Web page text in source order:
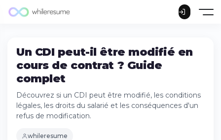
Un CDI peut-il être modifié en
cours de contrat ? Guide
complet
Découvrez si un CDI peut être modifié, les conditions
légales, les droits du salarié et les conséquences d'un
refus de modification.
whileresume